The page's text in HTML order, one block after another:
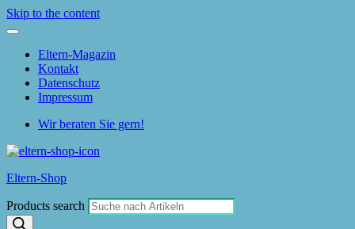
Skip to the content
Eltern-Magazin
Kontakt
Datenschutz
Impressum
Wir beraten Sie gern!
Eltern-Shop
Products search